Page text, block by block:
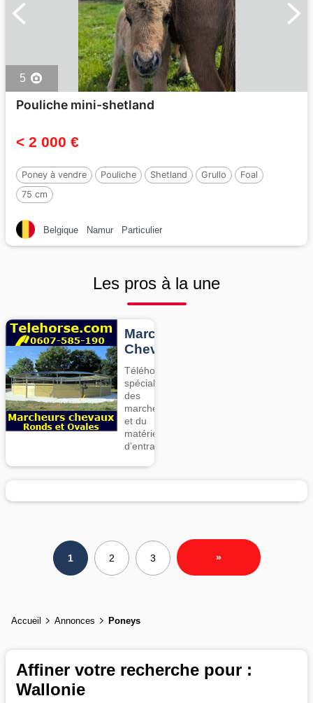
5
Pouliche mini-shetland
< 2 000 €
Poney à vendre Pouliche Shetland Grullo
Foal
75 cm
Belgique Namur Particulier
Les pros à la une
Marcheurs
Chevaux
Téléhorse,
spécialiste
des
marcheurs
et du
matériel
d’entrainement
1 2 3 »
Accueil Annonces Poneys
Affiner votre recherche pour :
Wallonie